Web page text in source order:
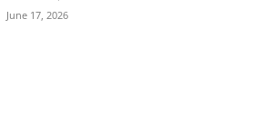
June 17, 2026